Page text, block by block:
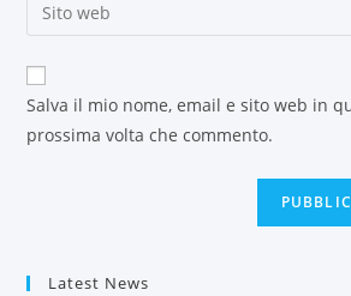
Salva il mio nome, email e sito web in
prossima volta che commento.
Latest News